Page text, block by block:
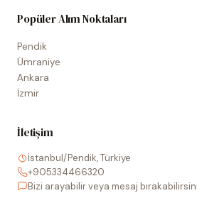
Popüler Alım Noktaları
Pendik
Ümraniye
Ankara
İzmir
İletişim
İstanbul/Pendik, Türkiye
+905334466320
Bizi arayabilir veya mesaj